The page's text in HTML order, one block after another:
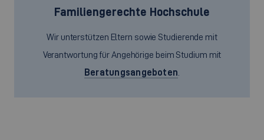
Familiengerechte Hochschule
Wir unterstützen Eltern sowie Studierende mit
Verantwortung für Angehörige beim Studium mit
Beratungsangeboten